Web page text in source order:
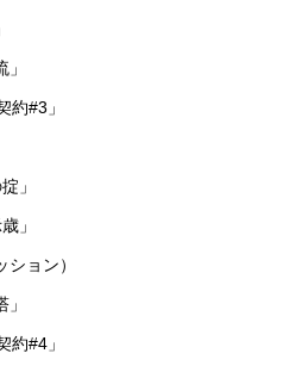
約#3」
」
」
ョン）
約#4」